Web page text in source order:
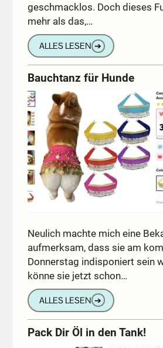
geschmacklos. Doch dieses
mehr als das,…
ALLES LESEN ➔
Bauchtanz für Hunde
Neulich machte mich eine
aufmerksam, dass sie am
Donnerstag indisponiert sein
könne sie jetzt schon…
ALLES LESEN ➔
Pack Dir Öl in den Tank!